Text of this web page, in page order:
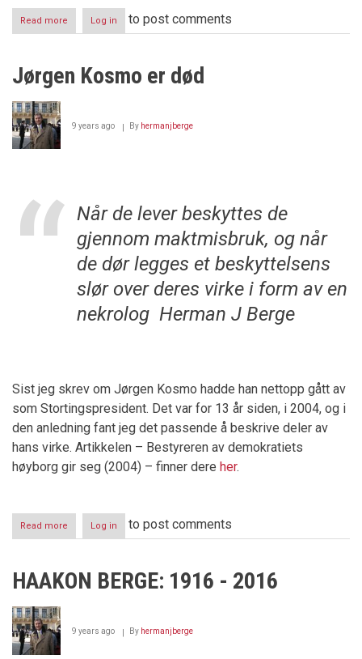
Read more about
KRIPOS
UTLANDET
med
Log in to post comments
Jørgen Kosmo er død
9 years ago By hermanjberge
Når de lever beskyttes de
gjennom maktmisbruk, og når
de dør legges et beskyttelsens
slør over deres virke i form av en
nekrolog Herman J Berge
Sist jeg skrev om Jørgen Kosmo hadde han nettopp gått av
som Stortingspresident. Det var for 13 år siden, i 2004, og i
den anledning fant jeg det passende å beskrive deler av
hans virke. Artikkelen – Bestyreren av demokratiets
høyborg gir seg (2004) – finner dere her.
Read more
Jørgen
død
Log in to post comments
HAAKON BERGE: 1916 - 2016
9 years ago By hermanjberge